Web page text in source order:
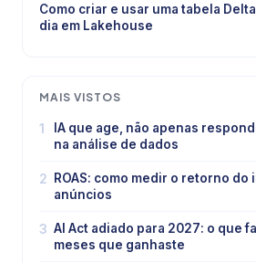
Como criar e usar uma tabela
dia em Lakehouse
MAIS VISTOS
1
IA que age, não apenas
na análise de dados
2
ROAS: como medir o retorno
anúncios
3 AI Act adiado para 2027: o que
meses que ganhaste